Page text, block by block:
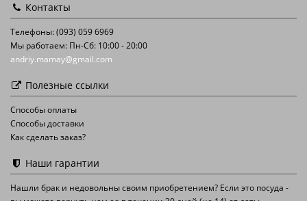
Контакты
Телефоны: (093) 059 6969
Мы работаем: Пн-Сб: 10:00 - 20:00
andriy.mamay@gmail.com
Полезные ссылки
Способы оплаты
Способы доставки
Как сделать заказ?
Наши гарантии
Нашли брак и недовольны своим приобретением? Если это посуда -